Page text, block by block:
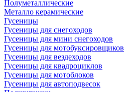
Полуметаллические
Металло керамические
Гусеницы
Гусеницы для снегоходов
Гусеницы для мини снегоходов
Гусеницы для мотобуксировщиков
Гусеницы для вездеходов
Гусеницы для квадроциклов
Гусеницы для мотоблоков
Гусеницы для автоподвесок